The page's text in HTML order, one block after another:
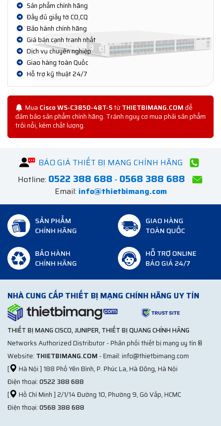
Sản phẩm chính hãng
Đầy đủ giấy tờ CO,CQ
Bảo hành chính hãng
Giá bán cạnh tranh nhất
Dịch vụ chuyên nghiệp
Giao hàng toàn Quốc
Hỗ trợ kỹ thuật 24/7
Mua Cisco WS-C3850-48T-StừTHIETBIMANG.COMđể
đảm bảo sản phẩm chính hãng. Tránh nguy cơ mua phải sản phẩm
trôi nổi, kém chất lượng.
BÁO GIÁ THIẾT BỊ MẠNG CHÍNH HÃNG
Hotline: 0522 388 688 - 0568 388 688
Email: info@thietbimang.com
SẢN PHẨM
CHÍNH HÃNG
GIAO HÀNG
TOÀN QUỐC
BẢO HÀNH
CHÍNH HÃNG
HỖ TRỢ ONLINE
BÁO GIÁ 24/7
NHÀ CUNG CẤP THIẾT BỊ MẠNG CHÍNH HÃNG UY TÍN
THIẾT BỊ MẠNG CISCO, JUNIPER, THIẾT BỊ QUANG CHÍNH HÃNG
Networks Authorized Distributor - Phân phối thiết bị mạng uy tín ®
Website: THIETBIMANG.COM - Email: info@thietbimang.com
[
Hà Nội ] 188 Phố Yên Bình, P. Phúc La, Hà Đông, Hà Nội
Điện thoại:0522 388 688
[
Hồ Chí Minh ] 2/1/14 Đường 10, Phường 9, Gò Vấp, HCMC
Điện thoại:0568 388 688